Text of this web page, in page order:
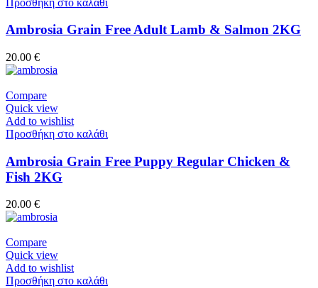
Ambrosia Grain Free Adult Lamb & Salmon 2KG
20.00 €
Compare
Quick view
Add to wishlist
Προσθήκη στο καλάθι
Ambrosia Grain Free Puppy Regular Chicken &
Fish 2KG
20.00 €
Compare
Quick view
Add to wishlist
Προσθήκη στο καλάθι